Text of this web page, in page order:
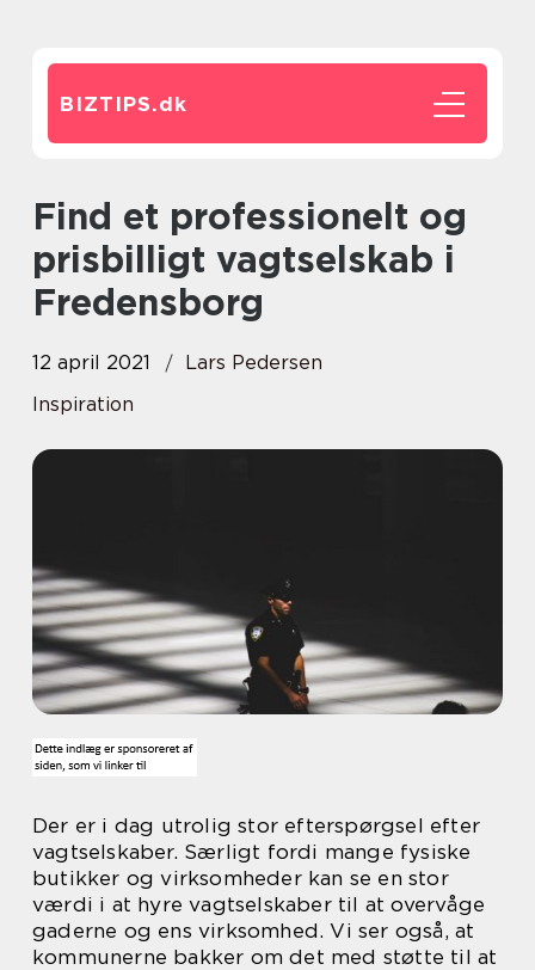
BIZTIPS.dk
Find et professionelt og
prisbilligt vagtselskab i
Fredensborg
12 april 2021
Lars Pedersen
Inspiration
Der er i dag utrolig stor efterspørgsel efter
vagtselskaber. Særligt fordi mange fysiske
butikker og virksomheder kan se en stor
værdi i at hyre vagtselskaber til at overvåge
gaderne og ens virksomhed. Vi ser også, at
kommunerne bakker om det med støtte til at